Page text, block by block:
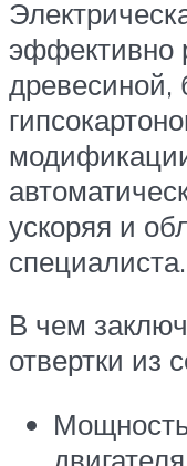
эффективно
древесиной,
ускоряя и
специалиста.
В чем
отвертки из
Мощность